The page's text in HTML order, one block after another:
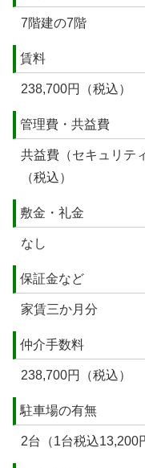
7階建の7階
賃料
238,700円（税込）
管理費・共益費
共益費（セキュリテ
（税込）
敷金・礼金
なし
保証金など
家賃三か月分
仲介手数料
238,700円（税込）
駐車場の有無
2台（1台税込13,200